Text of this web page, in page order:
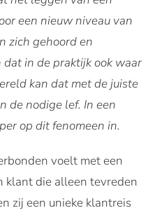
een nieuw niveau van
zich gehoord en
in de praktijk ook waar
kan dat met de juiste
de nodige lef. In een
op dit fenomeen in.
voelt met een
klant die alleen tevreden
zij een unieke klantreis